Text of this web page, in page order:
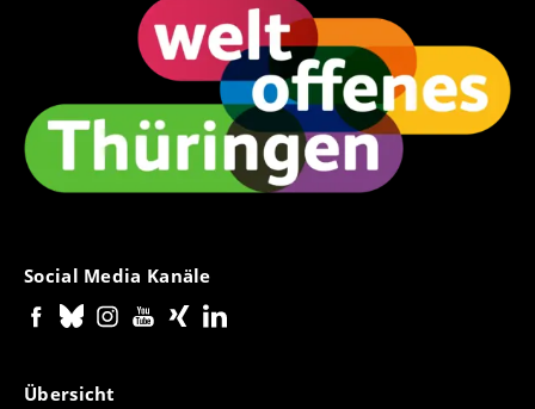
Social Media Kanäle
Übersicht